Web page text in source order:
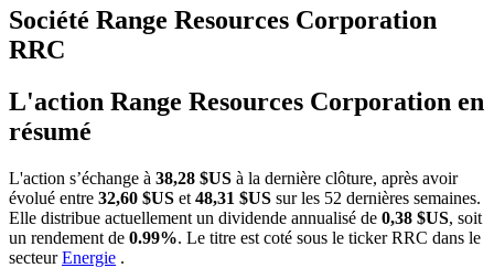
Société Range Resources Corporation
RRC
L'action Range Resources Corporation en
résumé
L'action s’échange à 38,28 $US à la dernière clôture, après avoir
évolué entre 32,60 $US et 48,31 $US sur les 52 dernières semaines.
Elle distribue actuellement un dividende annualisé de 0,38 $US, soit
un rendement de 0.99%. Le titre est coté sous le tickerRRC dans le
secteurEnergie .